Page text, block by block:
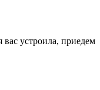
вас устроила, приедем